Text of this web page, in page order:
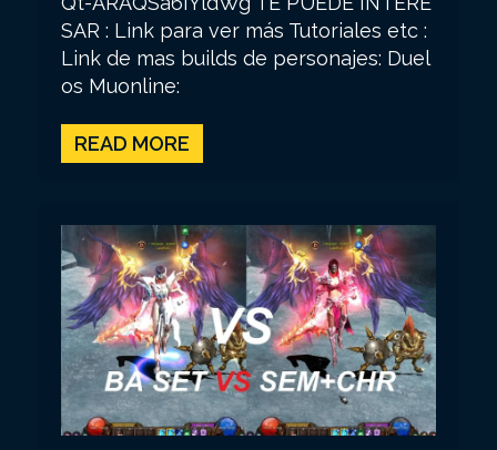
SAR : Link para ver más Tutoriales etc :
Link de mas builds de personajes: Duel
os Muonline:
READ MORE